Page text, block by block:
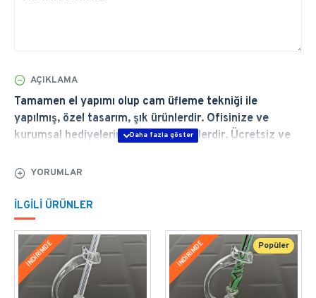
AÇIKLAMA
Tamamen el yapımı olup cam üfleme tekniği ile
yapılmış, özel tasarım, şık ürünlerdir. Ofisinize ve
kurumsal hediyelerinize uygun ürünlerdir. Ücretsiz ve
Eder...
ÜRÜN GENEL ÖZELLİKLERİ
Baştan sona elde şekillendirdiğimiz  Orient Yeşil
Avangard serisi klasik, dokulu ve üstün görünüme
YORUMLAR
İLGILI ÜRÜNLER
İNDİRİMDE Popüler
İNDİRİMDE